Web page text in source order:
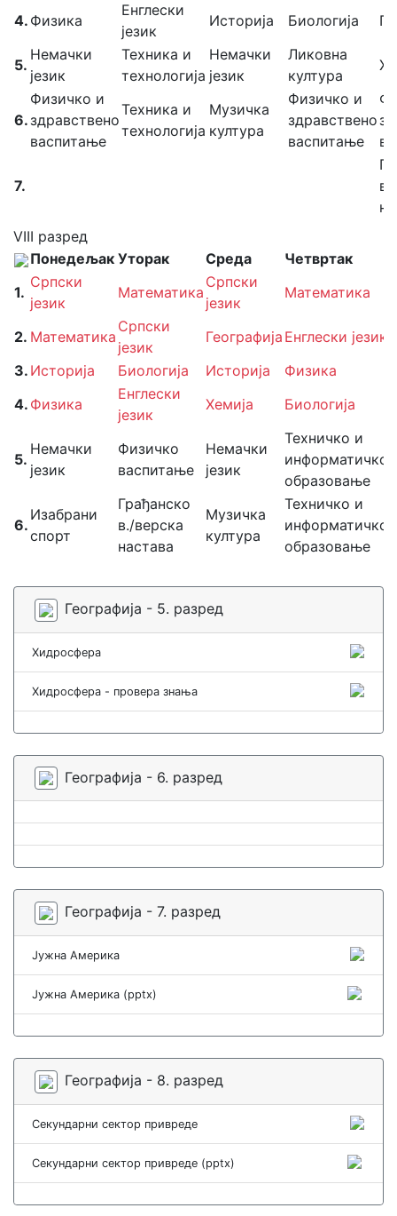
4. Физика
Енглески
језик
Историја Биологија
5.
Немачки
језик
Техника и
технологија
Немачки
језик
Ликовна
култура
6.
Физичко и
здравствено
васпитање
Техника и
технологија
Музичка
култура
Физичко и
здравствено
васпитање
7.
VIII разред
Понедељак Уторак Среда Четвртак
1.
Српски
језик
Математика
Српски
језик
Математика
2. Математика
Српски
језик
Географија Енглески језик
3. Историја Биологија Историја Физика
4. Физика
Енглески
језик
Хемија Биологија
5.
Немачки
језик
Физичко
васпитање
Немачки
језик
Техничко и
информатичко
образовање
6.
Изабрани
спорт
Грађанско
в./верска
настава
Музичка
култура
Техничко и
информатичко
образовање
Географија - 5. разред
Хидросфера
Хидросфера - провера знања
Географија - 6. разред
Географија - 7. разред
Јужна Америка
Јужна Америка (pptx)
Географија - 8. разред
Секундарни сектор привреде
Секундарни сектор привреде (pptx)